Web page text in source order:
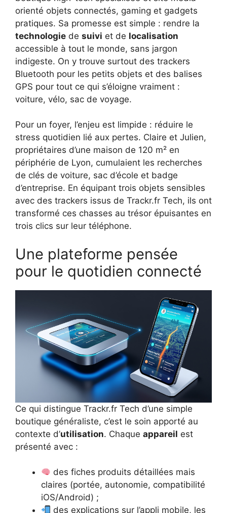
orienté objets connectés, gaming et gadgets
pratiques. Sa promesse est simple : rendre la
technologie de suivi et de localisation
accessible à tout le monde, sans jargon
indigeste. On y trouve surtout des trackers
Bluetooth pour les petits objets et des balises
GPS pour tout ce qui s’éloigne vraiment :
voiture, vélo, sac de voyage.
Pour un foyer, l’enjeu est limpide : réduire le
stress quotidien lié aux pertes. Claire et Julien,
propriétaires d’une maison de 120 m² en
périphérie de Lyon, cumulaient les recherches
de clés de voiture, sac d’école et badge
d’entreprise. En équipant trois objets sensibles
avec des trackers issus de Trackr.fr Tech, ils ont
transformé ces chasses au trésor épuisantes en
trois clics sur leur téléphone.
Une plateforme pensée
pour le quotidien connecté
Ce qui distingue Trackr.fr Tech d’une simple
boutique généraliste, c’est le soin apporté au
contexte d’utilisation. Chaque appareil est
présenté avec :
des fiches produits détaillées mais
claires (portée, autonomie, compatibilité
iOS/Android) ;
des explications sur l’appli mobile, les